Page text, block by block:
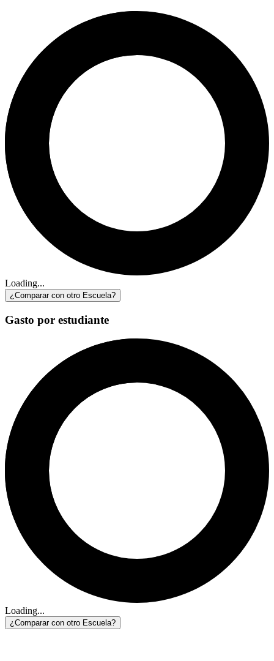
Loading...
¿Comparar con otro Escuela?
Gasto por estudiante
Loading...
¿Comparar con otro Escuela?